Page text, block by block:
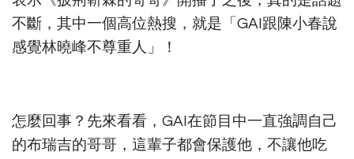
不斷，其中一個高位熱搜，就是「GAI跟陳小春說
感覺林曉峰不尊重人」！
怎麼回事？先來看看，GAI在節目中一直強調自己
的布瑞吉的哥哥，這輩子都會保護他，不讓他吃